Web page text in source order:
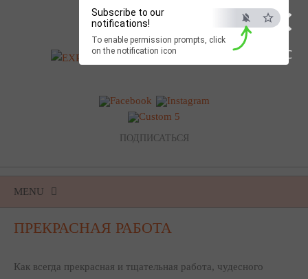
×
ESC
Subscribe to our
notifications!
To enable permission prompts, click
on the notification icon
ПОДПИСАТЬСЯ
MENU
SKIP
TO
ПРЕКРАСНАЯ РАБОТА
Как всегда прекрасная и тщательная работа, чудесного